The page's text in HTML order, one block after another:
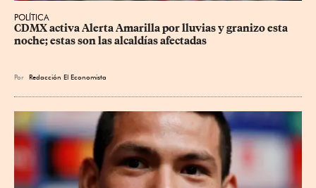
POLÍTICA
CDMX activa Alerta Amarilla por lluvias y granizo esta
noche; estas son las alcaldías afectadas
Por Redacción El Economista